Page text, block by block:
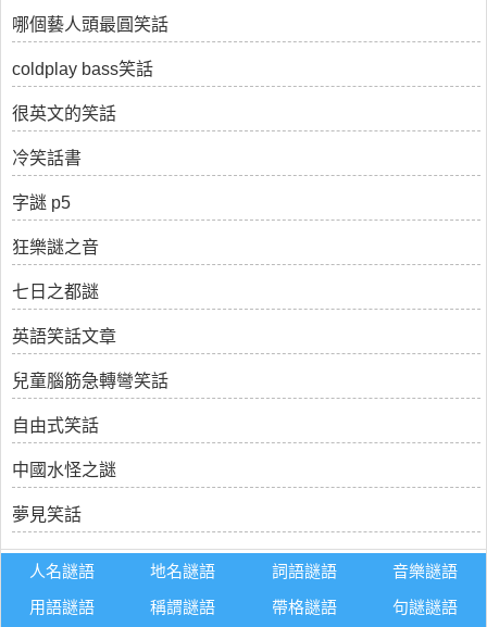
哪個藝人頭最圓笑話
coldplay bass笑話
很英文的笑話
冷笑話書
字謎 p5
狂樂謎之音
七日之都謎
英語笑話文章
兒童腦筋急轉彎笑話
自由式笑話
中國水怪之謎
夢見笑話
人名謎語 地名謎語 詞語謎語
音樂謎語
用語謎語
稱謂謎語 帶格謎語 句謎謎語